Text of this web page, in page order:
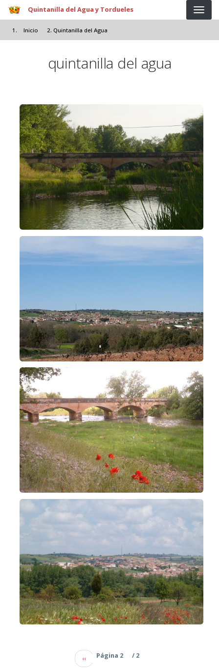
Pasar al contenido principal
Quintanilla del Agua y Tordueles
Inicio Quintanilla del Agua
quintanilla del agua
Paginación
‹‹ Página 2 / 2